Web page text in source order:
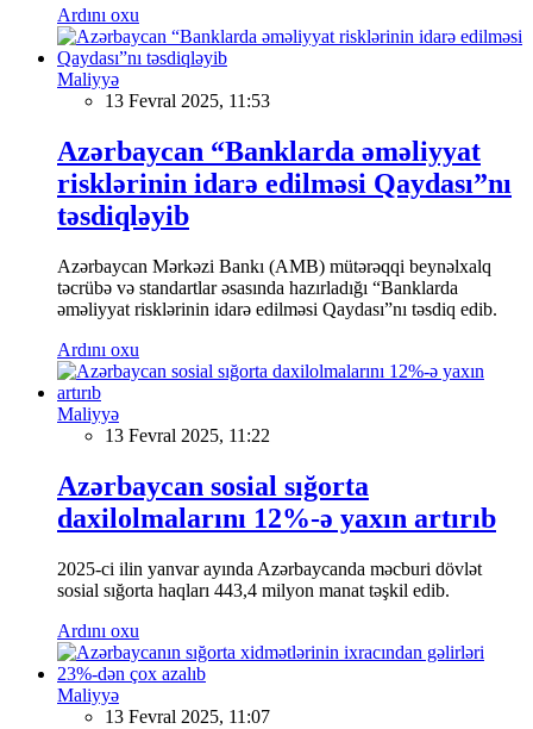
Ardını oxu
Maliyyə
13 Fevral 2025, 11:53
Azərbaycan “Banklarda əməliyyat
risklərinin idarə edilməsi Qaydası”nı
təsdiqləyib
Azərbaycan Mərkəzi Bankı (AMB) mütərəqqi beynəlxalq
təcrübə və standartlar əsasında hazırladığı “Banklarda
əməliyyat risklərinin idarə edilməsi Qaydası”nı təsdiq edib.
Ardını oxu
Maliyyə
13 Fevral 2025, 11:22
Azərbaycan sosial sığorta
daxilolmalarını 12%-ə yaxın artırıb
2025-ci ilin yanvar ayında Azərbaycanda məcburi dövlət
sosial sığorta haqları 443,4 milyon manat təşkil edib.
Ardını oxu
Maliyyə
13 Fevral 2025, 11:07